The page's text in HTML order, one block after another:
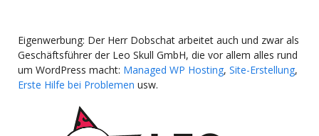
Eigenwerbung: Der Herr Dobschat arbeitet auch und zwar als
Geschäftsführer der Leo Skull GmbH, die vor allem alles rund
um WordPress macht: Managed WP Hosting, Site-Erstellung,
Erste Hilfe bei Problemen usw.